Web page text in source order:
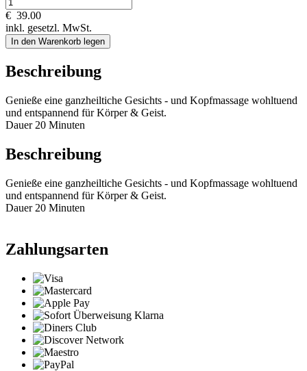
€ 39.00
inkl. gesetzl. MwSt.
In den Warenkorb legen
Beschreibung
Genieße eine ganzheiltiche Gesichts - und Kopfmassage wohltuend
und entspannend für Körper & Geist.
Dauer 20 Minuten
Beschreibung
Genieße eine ganzheiltiche Gesichts - und Kopfmassage wohltuend
und entspannend für Körper & Geist.
Dauer 20 Minuten
Zahlungsarten